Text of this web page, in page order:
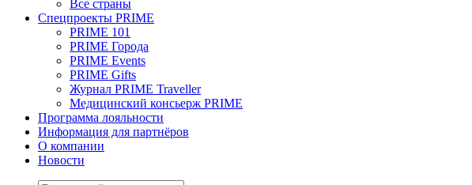
Все страны
Спецпроекты PRIME
PRIME 101
PRIME Города
PRIME Events
PRIME Gifts
Журнал PRIME Traveller
Медицинский консьерж PRIME
Программа лояльности
Информация для партнёров
О компании
Новости